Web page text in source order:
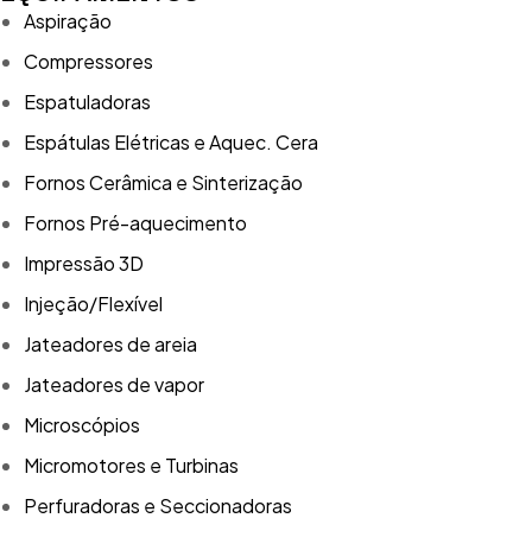
Aspiração
Compressores
Espatuladoras
Espátulas Elétricas e Aquec. Cera
Fornos Cerâmica e Sinterização
Fornos Pré-aquecimento
Impressão 3D
Injeção/Flexível
Jateadores de areia
Jateadores de vapor
Microscópios
Micromotores e Turbinas
Perfuradoras e Seccionadoras